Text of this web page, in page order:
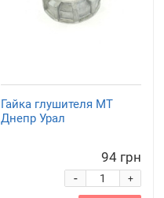
Гайка глушителя МТ
Днепр Урал
94 грн
+
-